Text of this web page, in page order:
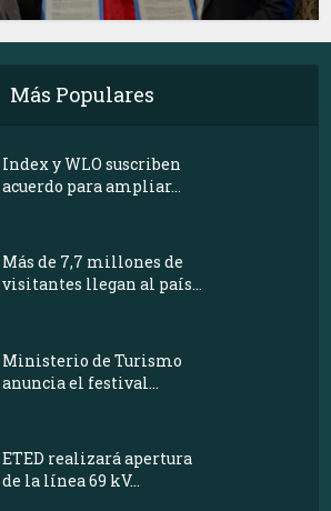
Más Populares
Index y WLO suscriben
acuerdo para ampliar...
Más de 7,7 millones de
visitantes llegan al país...
Ministerio de Turismo
anuncia el festival...
ETED realizará apertura
de la línea 69 kV...